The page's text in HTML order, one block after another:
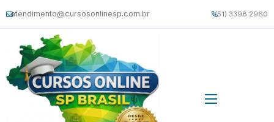
atendimento@cursosonlinesp.com.br (51) 3398.2960